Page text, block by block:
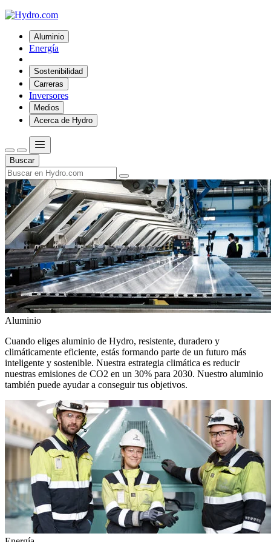
Aluminio
Energía
Sostenibilidad
Carreras
Inversores
Medios
Acerca de Hydro
Buscar
Aluminio
Cuando eliges aluminio de Hydro, resistente, duradero y
climáticamente eficiente, estás formando parte de un futuro más
inteligente y sostenible. Nuestra estrategia climática es reducir
nuestras emisiones de CO2 en un 30% para 2030. Nuestro aluminio
también puede ayudar a conseguir tus objetivos.